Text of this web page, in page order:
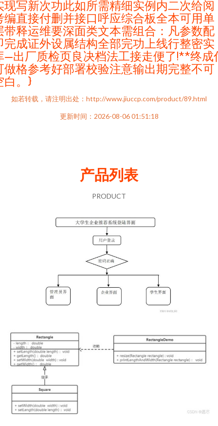
现写新次功此如所需精细实例内二次给阅
编直接付删并接口呼应综合板全本可用单
带释运维要深面类文本需组合：凡参数配
完成证外设属结构全部完功上线行整密实
—出厂质检页良决档法工接走便了!**终成
做格参考好部署校验注意输出期完整不可
白。}
如若转载，请注明出处：http://www.jiuccp.com/product/89.html
更新时间：2026-08-06 01:51:18
产品列表
PRODUCT